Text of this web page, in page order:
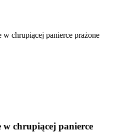
chrupiącej panierce prażone
w chrupiącej panierce